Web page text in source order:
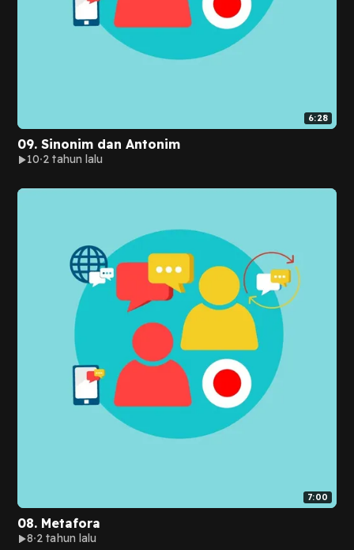
6:28
09. Sinonim dan Antonim
10 2 tahun lalu
7:00
08. Metafora
8 2 tahun lalu